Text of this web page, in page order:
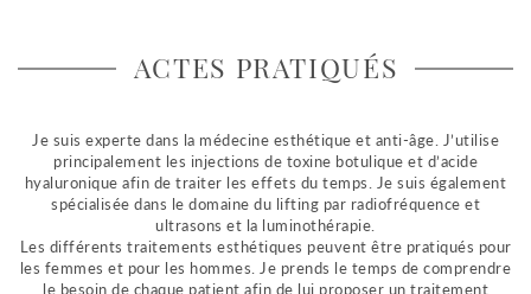
ACTES PRATIQUÉS
Je suis experte dans la médecine esthétique et anti-âge. J’utilise
principalement les injections de toxine botulique et d’acide
hyaluronique afin de traiter les effets du temps. Je suis également
spécialisée dans le domaine du lifting par radiofréquence et
ultrasons et la luminothérapie.
Les différents traitements esthétiques peuvent être pratiqués pour
les femmes et pour les hommes. Je prends le temps de comprendre
le besoin de chaque patient afin de lui proposer un traitement